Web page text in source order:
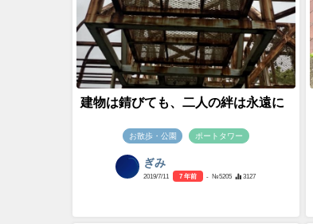
建物は錆びても、二人の絆は永遠に
お散歩・公園 ポートタワー
ぎみ
2019/7/11 7 年前 - №5205 3127